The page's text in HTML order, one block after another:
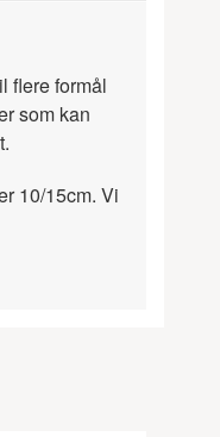
flere formål
som kan
10/15cm. Vi